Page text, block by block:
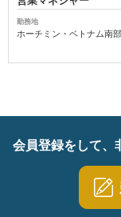
勤務地
ホーチミン・ベトナム南部
会員登録をして、